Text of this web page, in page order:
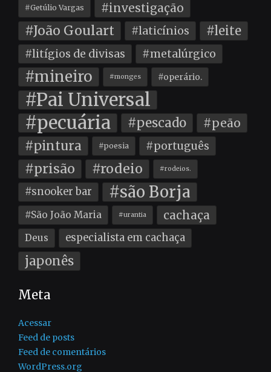
#Getúlio Vargas #investigação
#João Goulart #laticínios #leite
#litígios de divisas #metalúrgico
#mineiro #monges #operário.
#Pai Universal
#pecuária
#pescado #peão
#pintura #poesia #português
#prisão #rodeio #rodeios.
#snooker bar #são Borja
#São João Maria #urantia cachaça
Deus especialista em cachaça
japonês
Meta
Acessar
Feed de posts
Feed de comentários
WordPress.org